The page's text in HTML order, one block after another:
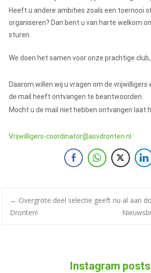
Heeft u andere ambities zoals een toernooi
organiseren? Dan bent u van harte welkom
sturen.
We doen het samen voor onze prachtige
Daarom willen wij u vragen om de vrijwilligers
de mail heeft ontvangen te beantwoorden.
Mocht u de mail niet hebben ontvangen laat
Vrijwilligers-coordinator@asvdronten.nl
← Overgrote deel selectie geeft nu al aan
Dronten!
Instagram posts